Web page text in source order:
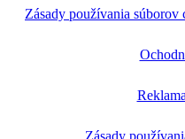
Zásady používania súborov